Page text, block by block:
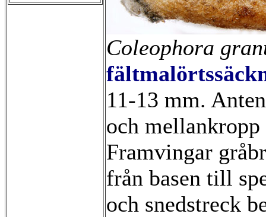
Coleophora
11-13 mm.
och
Framvingar
från basen till
och snedstreck